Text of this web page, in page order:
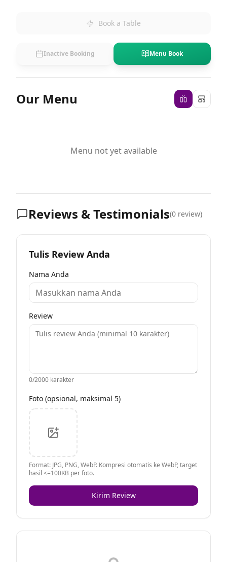
Book a Table
Inactive Booking Menu Book
Our Menu
Menu not yet available
Reviews & Testimonials(0 review)
Tulis Review Anda
Nama Anda
Review
0/2000 karakter
Foto (opsional, maksimal 5)
Format: JPG, PNG, WebP. Kompresi otomatis ke WebP, target
hasil <=100KB per foto.
Kirim Review